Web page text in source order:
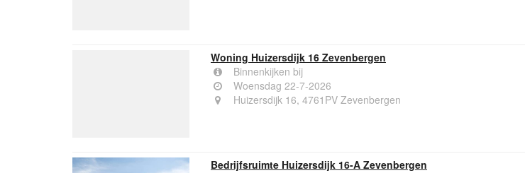
Woning Huizersdijk 16 Zevenbergen
Binnenkijken bij
Woensdag 22-7-2026
Huizersdijk 16, 4761PV Zevenbergen
Bedrijfsruimte Huizersdijk 16-A Zevenbergen